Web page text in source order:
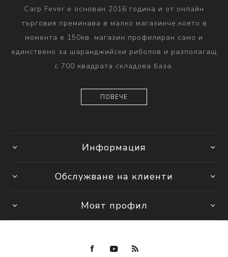
Carp Fever е основан 2016 година и от онлайн
търговия преминава в малко магазинче,което в
момента е 150кв. магазин профилиран само и
единствено за шаранджийски риболов и разполагащ
с 700 квадрата складова база.
ПОВЕЧЕ
Информация
Обслужване на клиенти
Моят профил